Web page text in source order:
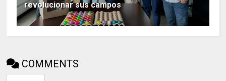
revolucionar sus campos
COMMENTS